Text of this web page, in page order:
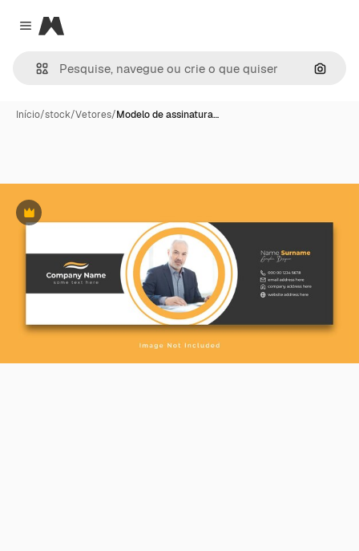
Close menu
Magnific
Início/stock/Vetores/Modelo de assinatura…
Premium